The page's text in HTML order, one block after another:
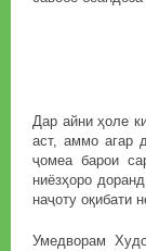
Дар айни ҳоле
аст, аммо агар
ҷомеа барои
ниёзҳоро
наҷоту оқибати
Умедворам